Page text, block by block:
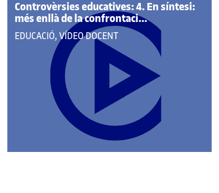
Controvèrsies educatives: 4. En síntesi:
més enllà de la confrontaci...
QUE
CATEGORIES:
EDUCACIÓ, VÍDEO DOCENT